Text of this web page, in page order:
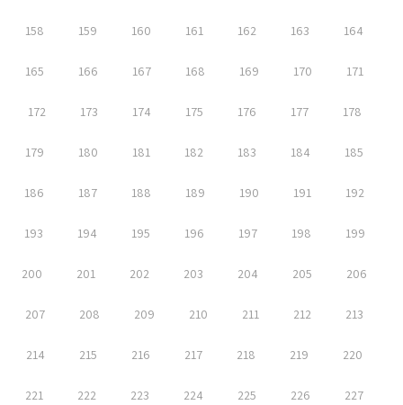
158 159 160 161 162 163 164
165 166 167 168 169 170 171
172 173 174 175 176 177 178
179 180 181 182 183 184 185
186 187 188 189 190 191 192
193 194 195 196 197 198 199
200 201 202 203 204 205 206
207 208 209 210 211 212 213
214 215 216 217 218 219 220
221 222 223 224 225 226 227